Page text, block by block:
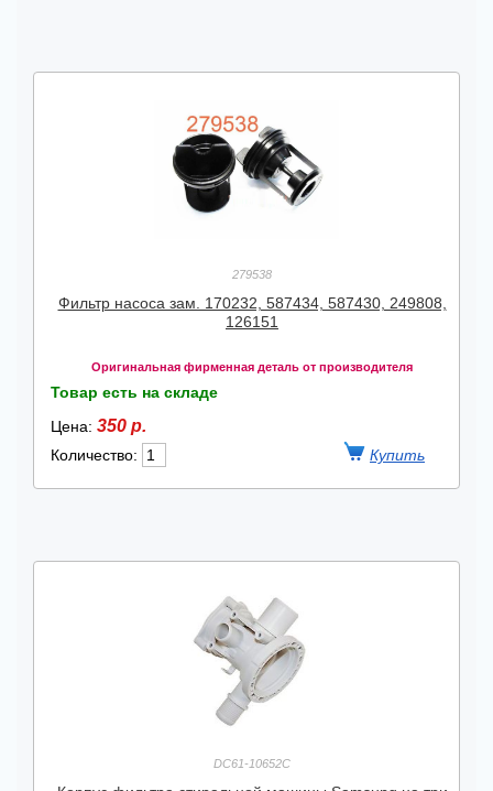
279538
Фильтр насоса зам. 170232, 587434, 587430, 249808,
126151
Оригинальная фирменная деталь от производителя
Товар есть на складе
Цена: 350 р.
Количество:
DC61-10652C